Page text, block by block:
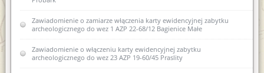
Zawiadomienie o zamiarze włączenia karty ewidencyjnej zabytku
archeologicznego do wez 1 AZP 22-68/12 Bagienice Małe
Zawiadomienie o włączeniu karty ewidencyjnej zabytku
archeologicznego do wez 23 AZP 19-60/45 Praslity